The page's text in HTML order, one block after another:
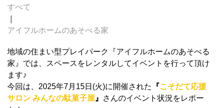
すべて
アイフルホームのあそべる家
地域の住まい型プレイパーク『アイフルホームのあそべる
家』では、スペースをレンタルしてイベントを行って頂け
ます♪
今回は、2025年7月15日(火)に開催された
『こそだて応援
サロン みんなの駄菓子屋 』
さんのイベント状況をレポー